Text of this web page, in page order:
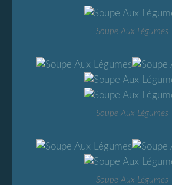
Soupe Aux Légumes
Soupe Aux Légumes
Soupe Aux Légumes